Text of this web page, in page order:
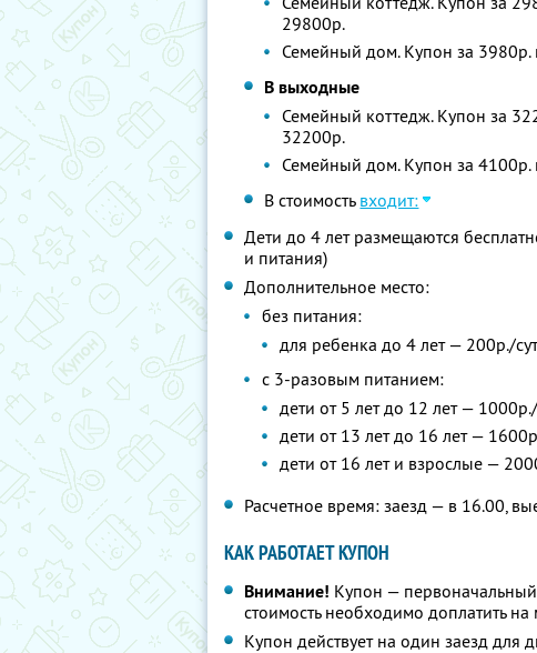
29800р.
Семейный дом. Купон за 3980р.
В выходные
Семейный коттедж. Купон за
32200р.
Семейный дом. Купон за 4100р.
В стоимость входит:
Дети до 4 лет размещаются
и питания)
Дополнительное место:
без питания:
для ребенка до 4 лет — 200р./
с 3-разовым питанием:
дети от 5 лет до 12 лет —
дети от 13 лет до 16 лет —
дети от 16 лет и взрослые —
Расчетное время: заезд — в 16.00,
КАК РАБОТАЕТ КУПОН
Внимание! Купон —
стоимость необходимо доплатить на
Купон действует на один заезд для